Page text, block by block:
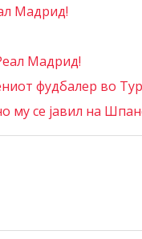
Мадрид!
Мадрид!
фудбалер во
му се јавил на